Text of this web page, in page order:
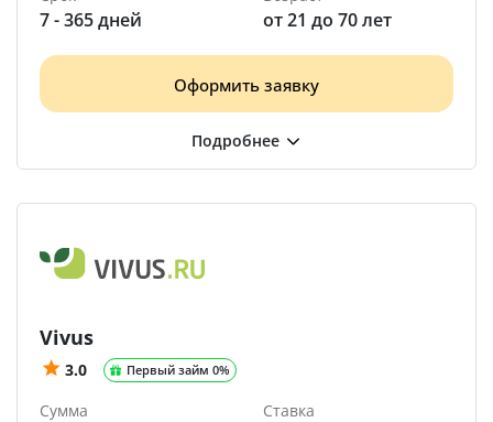
7 - 365 дней от 21 до 70 лет
Оформить заявку
Vivus
3.0 Первый займ 0%
Сумма Ставка